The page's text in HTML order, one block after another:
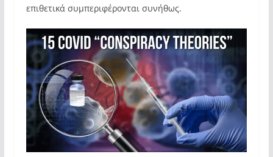
επιθετικά συμπεριφέρονται συνήθως.